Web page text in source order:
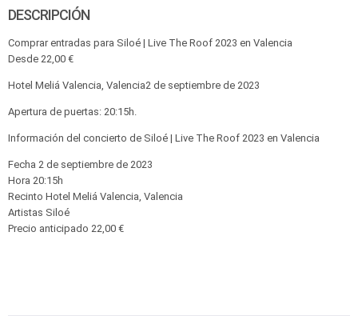
DESCRIPCIÓN
Comprar entradas para Siloé | Live The Roof 2023 en Valencia
Desde 22,00 €
Hotel Meliá Valencia, Valencia2 de septiembre de 2023
Apertura de puertas: 20:15h.
Información del concierto de Siloé | Live The Roof 2023 en Valencia
Fecha 2 de septiembre de 2023
Hora 20:15h
Recinto Hotel Meliá Valencia, Valencia
Artistas Siloé
Precio anticipado 22,00 €